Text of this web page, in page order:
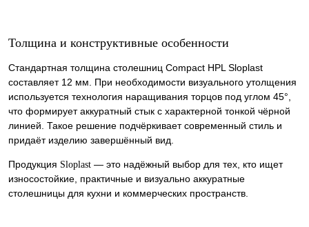
Толщина и конструктивные особенности
Стандартная толщина столешниц Compact HPL Sloplast
составляет 12 мм. При необходимости визуального утолщения
используется технология наращивания торцов под углом 45°,
что формирует аккуратный стык с характерной тонкой чёрной
линией. Такое решение подчёркивает современный стиль и
придаёт изделию завершённый вид.
Продукция Sloplast — это надёжный выбор для тех, кто ищет
износостойкие, практичные и визуально аккуратные
столешницы для кухни и коммерческих пространств.